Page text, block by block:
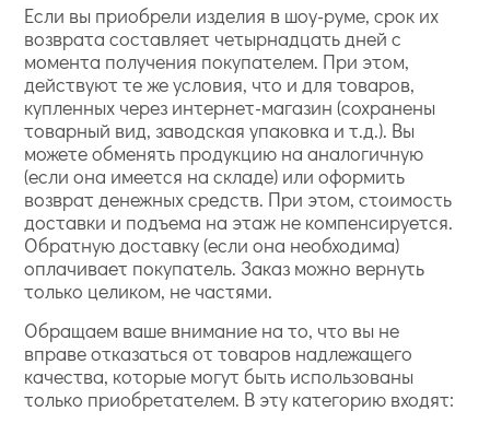
Если вы приобрели изделия в шоу-руме, срок их
возврата составляет четырнадцать дней с
момента получения покупателем. При этом,
действуют те же условия, что и для товаров,
купленных через интернет-магазин (сохранены
товарный вид, заводская упаковка и т.д.). Вы
можете обменять продукцию на аналогичную
(если она имеется на складе) или оформить
возврат денежных средств. При этом, стоимость
доставки и подъема на этаж не компенсируется.
Обратную доставку (если она необходима)
оплачивает покупатель. Заказ можно вернуть
только целиком, не частями.
Обращаем ваше внимание на то, что вы не
вправе отказаться от товаров надлежащего
качества, которые могут быть использованы
только приобретателем. В эту категорию входят: